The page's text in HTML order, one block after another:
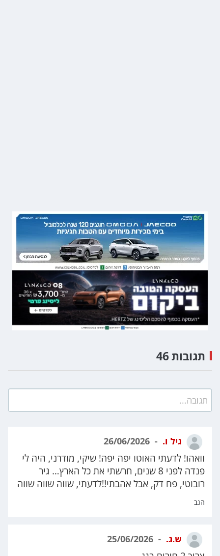
תגובה...
גיל ו.
וואהו! לדעתי האוטו יפה יפה! שיקי, מודרני, היה לי
פנדה לפני 8 שנים, חרשתי את כל הארץ… גיר
רובוטי, פח דק, אבל אהבתי!!לדעתי, שווה שווה שווה
הגב
ש.ג.